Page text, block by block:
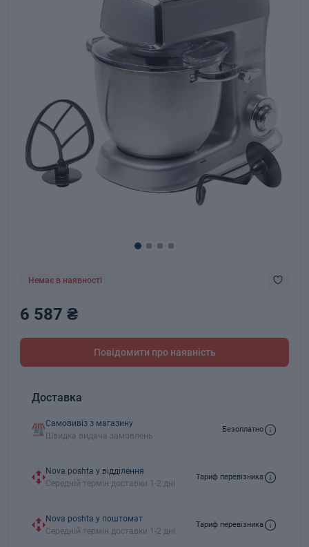
Немає в наявності
6 587 ₴
Повідомити про наявність
Доставка
Самовивіз з магазину
Швидка видача замовлень
Безоплатно
Nova poshta у відділення
Середній термін доставки 1-2 дні
Тариф перевізника
Nova poshta у поштомат
Середній термін доставки 1-2 дні
Тариф перевізника